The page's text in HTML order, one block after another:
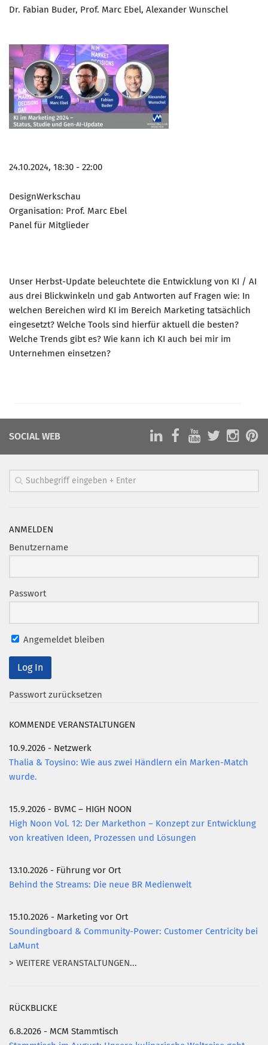
Dr. Fabian Buder, Prof. Marc Ebel, Alexander Wunschel
24.10.2024, 18:30 - 22:00
DesignWerkschau
Organisation: Prof. Marc Ebel
Panel für Mitglieder
Unser Herbst-Update beleuchtete die Entwicklung von KI / AI
aus drei Blickwinkeln und gab Antworten auf Fragen wie: In
welchen Bereichen wird KI im Bereich Marketing tatsächlich
eingesetzt? Welche Tools sind hierfür aktuell die besten?
Welche Trends gibt es? Wie kann ich KI auch bei mir im
Unternehmen einsetzen?
SOCIAL WEB
ANMELDEN
Benutzername
Passwort
Angemeldet bleiben
Passwort zurücksetzen
KOMMENDE VERANSTALTUNGEN
10.9.2026 - Netzwerk
Thalia & Toysino: Wie aus zwei Händlern ein Marken-Match
wurde.
15.9.2026 - BVMC – HIGH NOON
High Noon Vol. 12: Der Markethon – Konzept zur Entwicklung
von kreativen Ideen, Prozessen und Lösungen
13.10.2026 - Führung vor Ort
Behind the Streams: Die neue BR Medienwelt
15.10.2026 - Marketing vor Ort
Soundingboard & Community-Power: Customer Centricity bei
LaMunt
> WEITERE VERANSTALTUNGEN...
RÜCKBLICKE
6.8.2026 - MCM Stammtisch